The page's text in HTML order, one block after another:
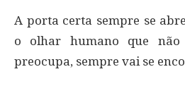
A porta certa sempre se
o olhar humano que não
preocupa, sempre vai se